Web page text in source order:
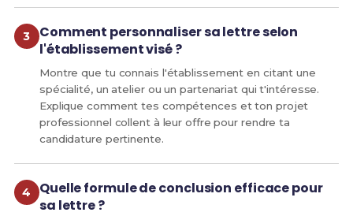
Comment personnaliser sa lettre selon
l'établissement visé ?
Montre que tu connais l'établissement en citant une
spécialité, un atelier ou un partenariat qui t'intéresse.
Explique comment tes compétences et ton projet
professionnel collent à leur offre pour rendre ta
candidature pertinente.
Quelle formule de conclusion efficace pour
sa lettre ?